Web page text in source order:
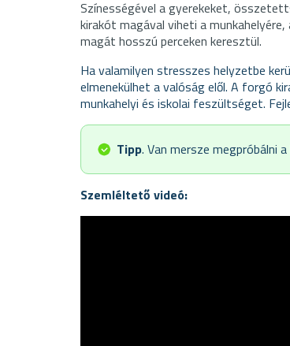
Színességével a gyerekeket,
kirakót magával viheti a
magát hosszú perceken keresztül.
Ha valamilyen stresszes helyzetbe
elmenekülhet a valóság elől. A forgó
munkahelyi és iskolai feszültséget.
Tipp. Van mersze megpróbálni
Szemléltető videó: